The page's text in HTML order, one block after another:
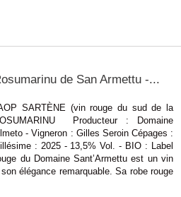
de San Armettu -...
SARTÈNE (vin rouge du sud de la
Producteur : Domaine
- Vigneron : Gilles Seroin Cépages :
: 2025 - 13,5% Vol. - BIO : Label
du Domaine Sant’Armettu est un vin
élégance remarquable. Sa robe rouge